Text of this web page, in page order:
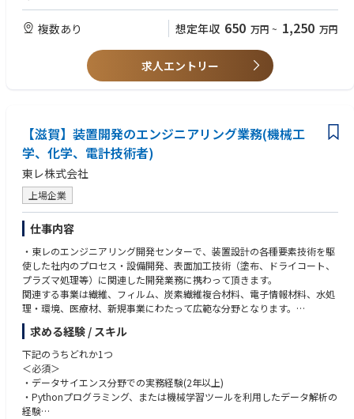
AIを単なるツールとしてではなく、業務および経営の意思決定を変革する
分社直後の段階で、AI活用モデルをゼロから設計・構築し、全社展開でき
る点において、長期的に大きな影響力を持つ役割。
ぐ・切る”技術と高品質・信頼性を強みに、EV・エネルギー・産業機器な
ど成長市場を支える電子部品事業。
【強み】長年培った高品質・高信頼性の技術力とグローバル顧客基盤。
【今後の展望】独立化により意思決定の迅速化と投資力を強化し、急拡大
する電動化・デジタル化領域での事業成長を加速。その基盤として、グロ
ーバルで標準化されたIT環境の構築を推進する。
議・資料作成・コミュニケーションが可能）
・機械学習・統計分析の経験
・製造業におけるデータ活用経験
・業務変革に対して、既存の業務形態や組織風土に捉われず、標準化・最
適化を前提にプロジェクトを遂行する強い意志と行動力を有する人財
・海外現地法人の関係者との協業関係構築と意思疎通ができる人財
・チャレンジ精神旺盛で前向きに取り組める人財
◆使用する開発言語・ソフト・装置/機器等
生成AI(365 Copilotなど)、AI/分析ツール、BIツール、データ基盤など
複数あり 想定年収 650 万円 ~ 1,250 万円
求人エントリー
【滋賀】装置開発のエンジニアリング業務(機械工
学、化学、電計技術者)
東レ株式会社
上場企業
仕事内容
・東レのエンジニアリング開発センターで、装置設計の各種要素技術を駆
使した社内のプロセス・設備開発、表面加工技術（塗布、ドライコート、
プラズマ処理等）に関連した開発業務に携わって頂きます。
関連する事業は繊維、フィルム、炭素繊維複合材料、電子情報材料、水処
理・環境、医療材、新規事業にわたって広範な分野となります。
・表面加工技術は幅広い製品に適用される重要な技術であり、装置設計の
要素技術開発が非常に重要です。
当社ではそれらの要素技術開発についてもエンジニアリング開発センター
を中心に取り組んでいます。
新製品創出やグローバルな生産展開への貢献をダイレクトに実感できる、
非常にやりがいの大きい業務です。
求める経験 / スキル
下記のうちどれか1つ
＜必須＞
・データサイエンス分野での実務経験(2年以上)
・Pythonプログラミング、または機械学習ツールを利用したデータ解析の
経験